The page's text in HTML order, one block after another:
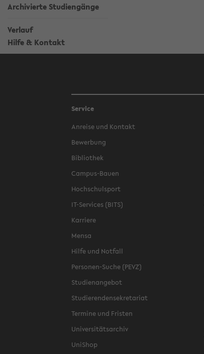
Archivierte Studiengänge
Verlauf
Hilfe & Kontakt
Service
Anreise und Kontakt
Bewerbung
Bibliothek
Campus-Bauen
Hochschulsport
IT-Services (BITS)
Karriere
Mensa
Hilfe und Notfall
Personen-Suche (PEVZ)
Studienangebot
Studierendensekretariat
Termine und Fristen
Universitätsarchiv
UniShop